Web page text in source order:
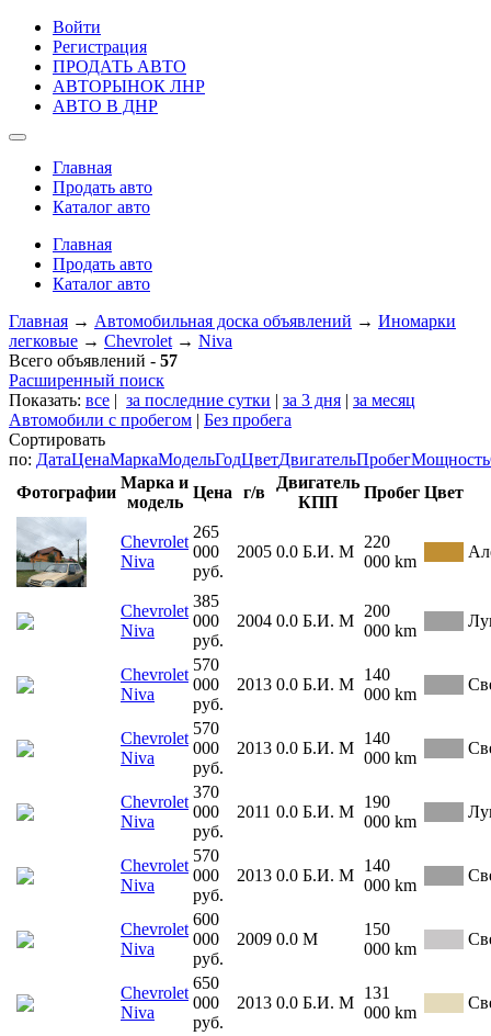
Войти
Регистрация
ПРОДАТЬ АВТО
АВТОРЫНОК ЛНР
АВТО В ДНР
Главная
Продать авто
Каталог авто
Главная
Продать авто
Каталог авто
Главная → Автомобильная доска объявлений → Иномарки
легковые → Chevrolet → Niva
Всего объявлений - 57
Расширенный поиск
Показать: все | за последние сутки | за 3 дня | за месяц
Автомобили с пробегом | Без пробега
Сортировать
по: ДатаЦенаМаркаМодельГодЦветДвигательПробегМощность
Фотографии
Марка и
модель
Цена г/в
Двигатель
КПП
Пробег Цвет
Chevrolet
Niva
265
000
руб.
2005 0.0 Б.И. М
220
000 km
Chevrolet
Niva
385
000
руб.
2004 0.0 Б.И. М
200
000 km
Chevrolet
Niva
570
000
руб.
2013 0.0 Б.И. М
140
000 km
Chevrolet
Niva
570
000
руб.
2013 0.0 Б.И. М
140
000 km
Chevrolet
Niva
370
000
руб.
2011 0.0 Б.И. М
190
000 km
Chevrolet
Niva
570
000
руб.
2013 0.0 Б.И. М
140
000 km
Chevrolet
Niva
600
000
руб.
2009 0.0 М
150
000 km
Chevrolet
Niva
650
000
руб.
2013 0.0 Б.И. М
131
000 km